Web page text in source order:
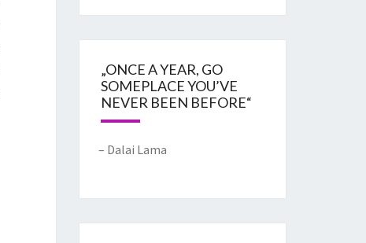
„ONCE A YEAR, GO
SOMEPLACE YOU’VE
NEVER BEEN BEFORE“
– Dalai Lama